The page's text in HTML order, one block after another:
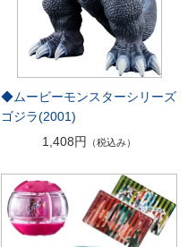
◆ムービーモンスターシリーズ
ゴジラ(2001)
1,408円
（税込み）